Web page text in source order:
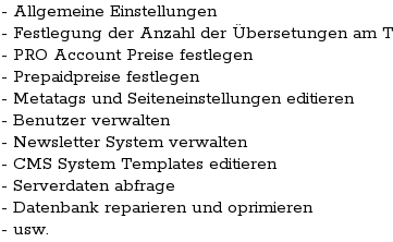
- Allgemeine Einstellungen
- Festlegung der Anzahl der Übersetungen am
- PRO Account Preise festlegen
- Prepaidpreise festlegen
- Metatags und Seiteneinstellungen editieren
- Benutzer verwalten
- Newsletter System verwalten
- CMS System Templates editieren
- Serverdaten abfrage
- Datenbank reparieren und oprimieren
- usw.